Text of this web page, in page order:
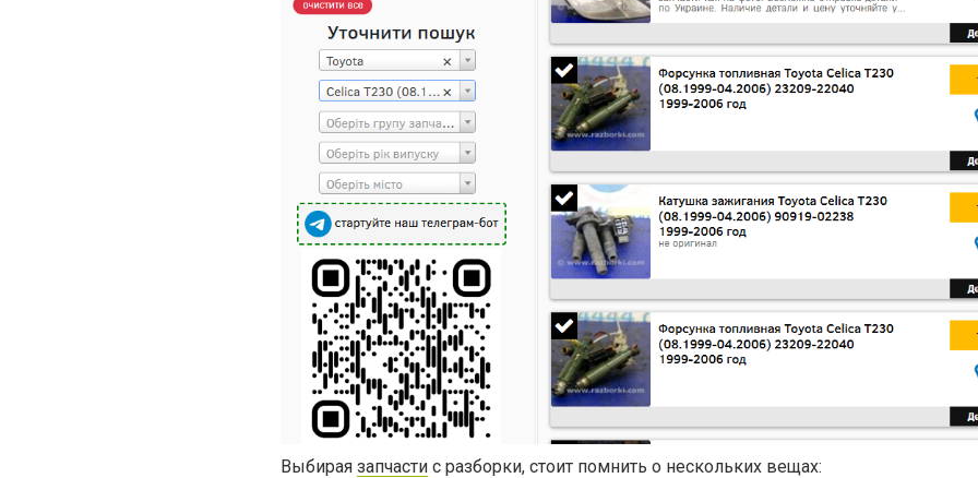
Выбирая запчасти с разборки, стоит помнить о нескольких вещах: